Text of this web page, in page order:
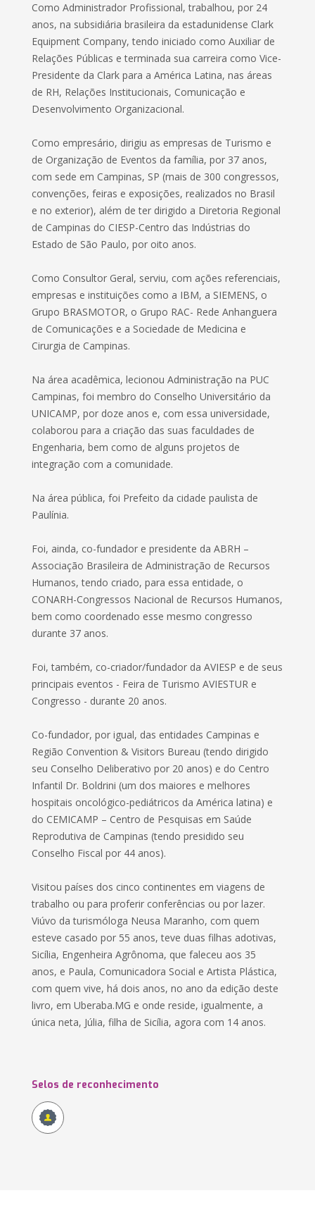
Como Administrador Profissional, trabalhou, por 24
anos, na subsidiária brasileira da estadunidense Clark
Equipment Company, tendo iniciado como Auxiliar de
Relações Públicas e terminada sua carreira como Vice-
Presidente da Clark para a América Latina, nas áreas
de RH, Relações Institucionais, Comunicação e
Desenvolvimento Organizacional.
Como empresário, dirigiu as empresas de Turismo e
de Organização de Eventos da família, por 37 anos,
com sede em Campinas, SP (mais de 300 congressos,
convenções, feiras e exposições, realizados no Brasil
e no exterior), além de ter dirigido a Diretoria Regional
de Campinas do CIESP-Centro das Indústrias do
Estado de São Paulo, por oito anos.
Como Consultor Geral, serviu, com ações referenciais,
empresas e instituições como a IBM, a SIEMENS, o
Grupo BRASMOTOR, o Grupo RAC- Rede Anhanguera
de Comunicações e a Sociedade de Medicina e
Cirurgia de Campinas.
Na área acadêmica, lecionou Administração na PUC
Campinas, foi membro do Conselho Universitário da
UNICAMP, por doze anos e, com essa universidade,
colaborou para a criação das suas faculdades de
Engenharia, bem como de alguns projetos de
integração com a comunidade.
Na área pública, foi Prefeito da cidade paulista de
Paulínia.
Foi, ainda, co-fundador e presidente da ABRH –
Associação Brasileira de Administração de Recursos
Humanos, tendo criado, para essa entidade, o
CONARH-Congressos Nacional de Recursos Humanos,
bem como coordenado esse mesmo congresso
durante 37 anos.
Foi, também, co-criador/fundador da AVIESP e de seus
principais eventos - Feira de Turismo AVIESTUR e
Congresso - durante 20 anos.
Co-fundador, por igual, das entidades Campinas e
Região Convention & Visitors Bureau (tendo dirigido
seu Conselho Deliberativo por 20 anos) e do Centro
Infantil Dr. Boldrini (um dos maiores e melhores
hospitais oncológico-pediátricos da América latina) e
do CEMICAMP – Centro de Pesquisas em Saúde
Reprodutiva de Campinas (tendo presidido seu
Conselho Fiscal por 44 anos).
Visitou países dos cinco continentes em viagens de
trabalho ou para proferir conferências ou por lazer.
Viúvo da turismóloga Neusa Maranho, com quem
esteve casado por 55 anos, teve duas filhas adotivas,
Sicília, Engenheira Agrônoma, que faleceu aos 35
anos, e Paula, Comunicadora Social e Artista Plástica,
com quem vive, há dois anos, no ano da edição deste
livro, em Uberaba.MG e onde reside, igualmente, a
única neta, Júlia, filha de Sicília, agora com 14 anos.
Selos de reconhecimento